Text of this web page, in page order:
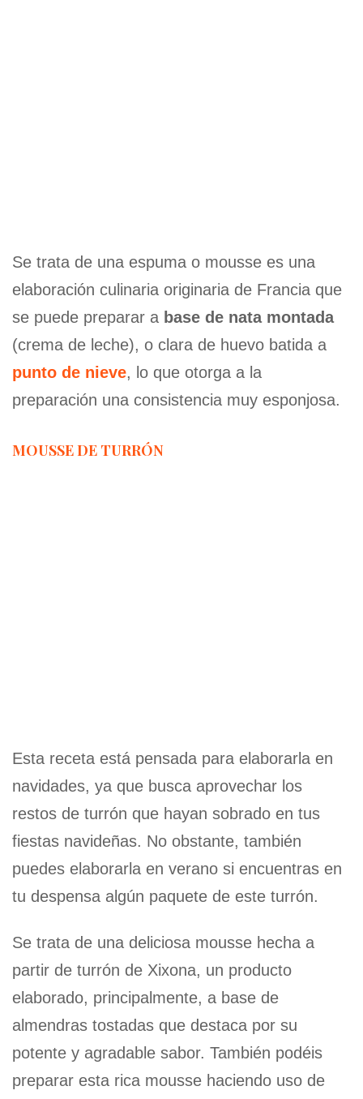
Se trata de una espuma o mousse es una
elaboración culinaria originaria de Francia que
se puede preparar a base de nata montada
(crema de leche), o clara de huevo batida a
punto de nieve, lo que otorga a la
preparación una consistencia muy esponjosa.
MOUSSE DE TURRÓN
Esta receta está pensada para elaborarla en
navidades, ya que busca aprovechar los
restos de turrón que hayan sobrado en tus
fiestas navideñas. No obstante, también
puedes elaborarla en verano si encuentras en
tu despensa algún paquete de este turrón.
Se trata de una deliciosa mousse hecha a
partir de turrón de Xixona, un producto
elaborado, principalmente, a base de
almendras tostadas que destaca por su
potente y agradable sabor. También podéis
preparar esta rica mousse haciendo uso de